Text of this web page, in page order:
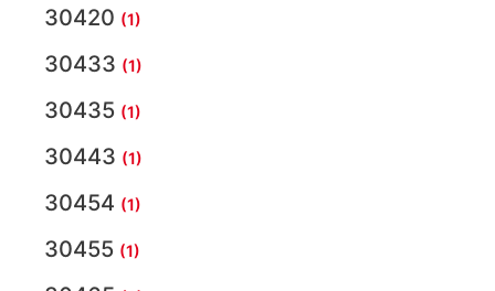
30420 (1)
30433 (1)
30435 (1)
30443 (1)
30454 (1)
30455 (1)